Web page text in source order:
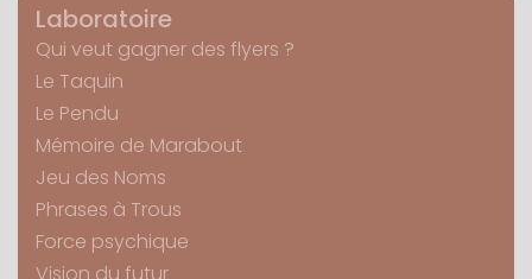
Laboratoire
Qui veut gagner des flyers ?
Le Taquin
Le Pendu
Mémoire de Marabout
Jeu des Noms
Phrases à Trous
Force psychique
Vision du futur